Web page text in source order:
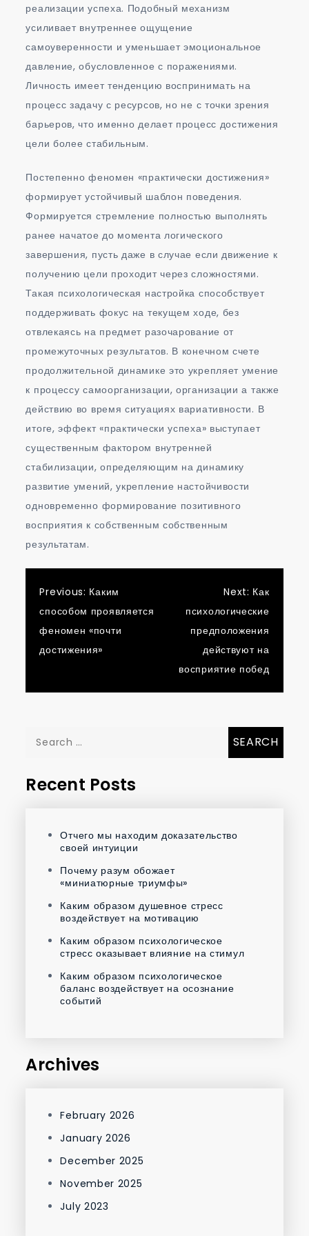
реализации успеха. Подобный механизм
усиливает внутреннее ощущение
самоуверенности и уменьшает эмоциональное
давление, обусловленное с поражениями.
Личность имеет тенденцию воспринимать на
процесс задачу с ресурсов, но не с точки зрения
барьеров, что именно делает процесс достижения
цели более стабильным.
Постепенно феномен «практически достижения»
формирует устойчивый шаблон поведения.
Формируется стремление полностью выполнять
ранее начатое до момента логического
завершения, пусть даже в случае если движение к
получению цели проходит через сложностями.
Такая психологическая настройка способствует
поддерживать фокус на текущем ходе, без
отвлекаясь на предмет разочарование от
промежуточных результатов. В конечном счете
продолжительной динамике это укрепляет умение
к процессу самоорганизации, организации а также
действию во время ситуациях вариативности. В
итоге, эффект «практически успеха» выступает
существенным фактором внутренней
стабилизации, определяющим на динамику
развитие умений, укрепление настойчивости
одновременно формирование позитивного
восприятия к собственным собственным
результатам.
Post
navigation
Previous: Каким
способом проявляется
феномен «почти
достижения»
Next: Как
психологические
предположения
действуют на
восприятие побед
Search
Recent Posts
Отчего мы находим доказательство
своей интуиции
Почему разум обожает
«миниатюрные триумфы»
Каким образом душевное стресс
воздействует на мотивацию
Каким образом психологическое
стресс оказывает влияние на стимул
Каким образом психологическое
баланс воздействует на осознание
событий
Archives
February 2026
January 2026
December 2025
November 2025
July 2023